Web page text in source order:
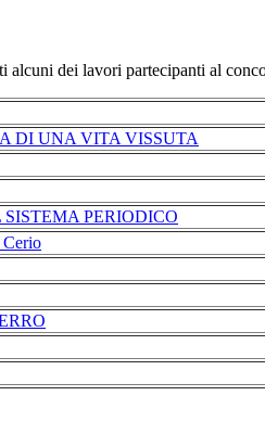
alcuni dei lavori partecipanti al
DI UNA VITA VISSUTA
PERIODICO